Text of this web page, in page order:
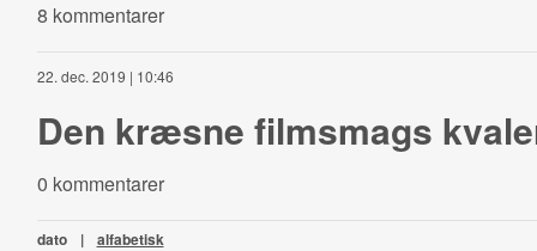
8 kommentarer
22. dec. 2019 | 10:46
Den kræsne filmsmags
0 kommentarer
dato | alfabetisk